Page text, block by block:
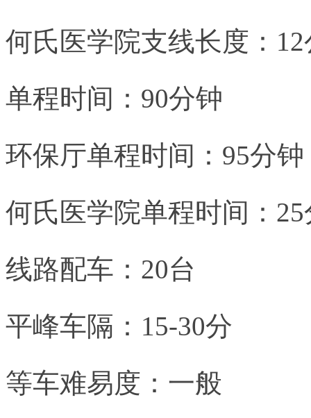
何氏医学院支线长度：
单程时间：90分钟
环保厅单程时间：95分钟
何氏医学院单程时间：
线路配车：20台
平峰车隔：15-30分
等车难易度：一般